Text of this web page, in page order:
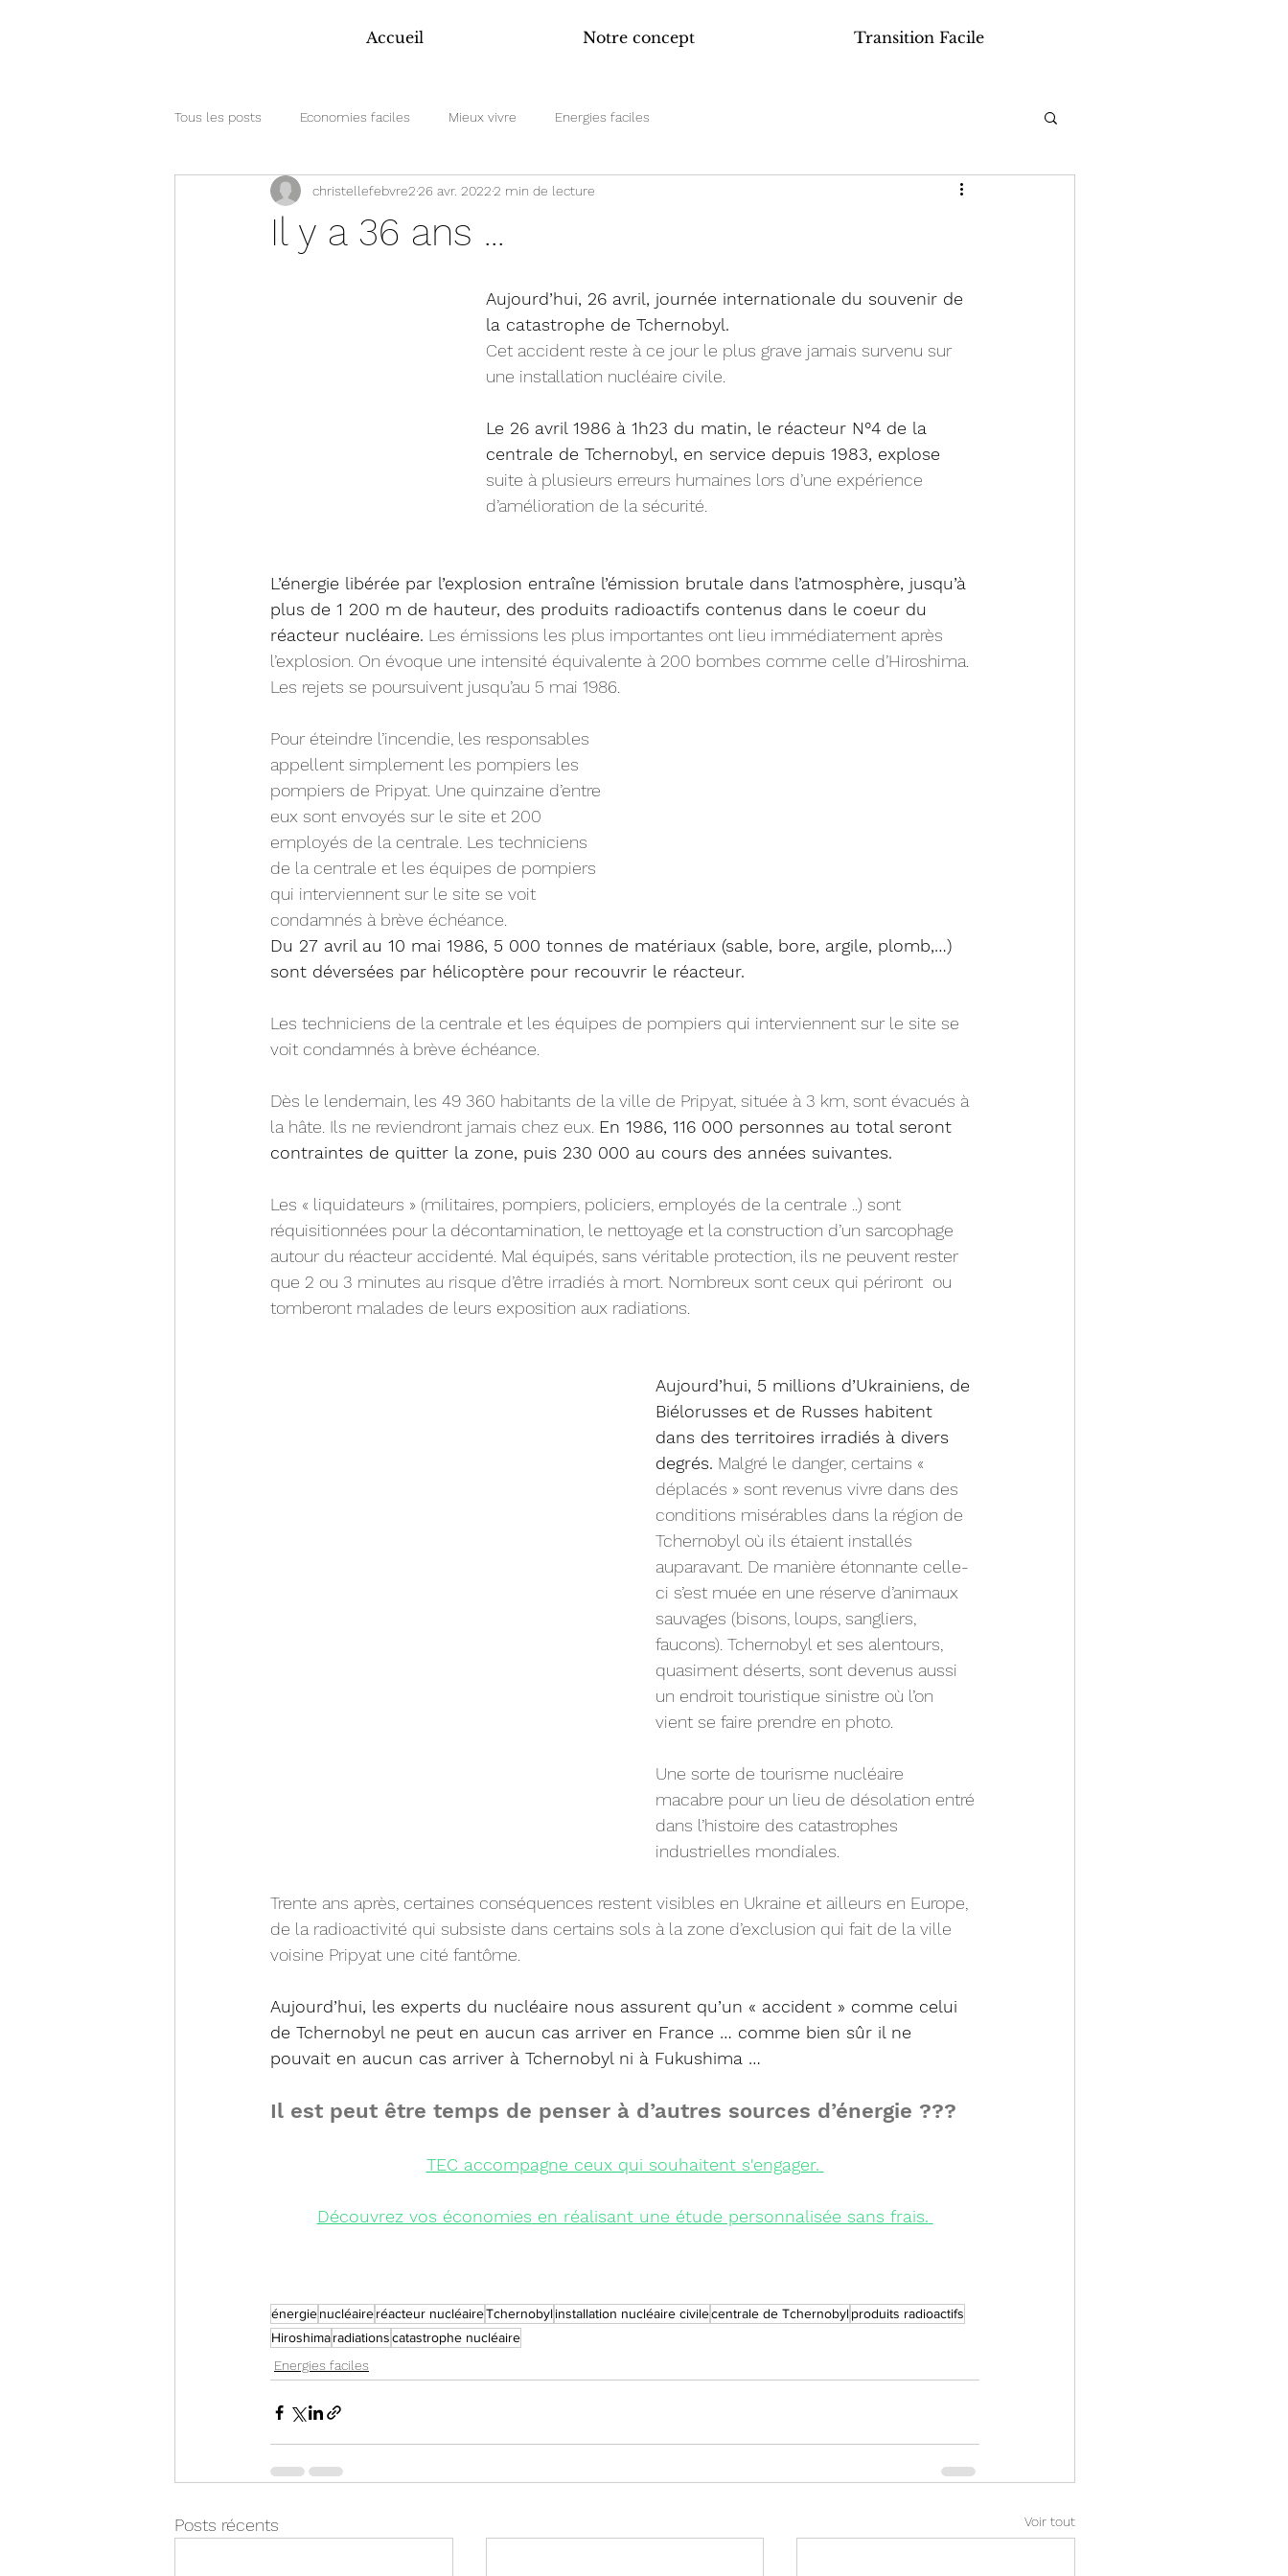
Accueil Notre concept Transition Facile
Tous les posts Economies faciles Mieux vivre Energies faciles
Il y a 36 ans ...
christellefebvre226 avr. 20222 min de lecture
Aujourd’hui, 26 avril, journée internationale du souvenir de
la catastrophe de Tchernobyl.
Cet accident reste à ce jour le plus grave jamais survenu sur
une installation nucléaire civile.
Le 26 avril 1986 à 1h23 du matin, le réacteur N°4 de la
centrale de Tchernobyl, en service depuis 1983, explose
suite à plusieurs erreurs humaines lors d’une expérience
d’amélioration de la sécurité.
L’énergie libérée par l’explosion entraîne l’émission brutale dans l’atmosphère, jusqu’à
plus de 1 200 m de hauteur, des produits radioactifs contenus dans le coeur du
réacteur nucléaire. Les émissions les plus importantes ont lieu immédiatement après
l’explosion. On évoque une intensité équivalente à 200 bombes comme celle d’Hiroshima.
Les rejets se poursuivent jusqu’au 5 mai 1986.
Pour éteindre l’incendie, les responsables
appellent simplement les pompiers les
pompiers de Pripyat. Une quinzaine d’entre
eux sont envoyés sur le site et 200
employés de la centrale. Les techniciens
de la centrale et les équipes de pompiers
qui interviennent sur le site se voit
condamnés à brève échéance.
Du 27 avril au 10 mai 1986, 5 000 tonnes de matériaux (sable, bore, argile, plomb,…)
sont déversées par hélicoptère pour recouvrir le réacteur.
Les techniciens de la centrale et les équipes de pompiers qui interviennent sur le site se
voit condamnés à brève échéance.
Dès le lendemain, les 49 360 habitants de la ville de Pripyat, située à 3 km, sont évacués à
la hâte. Ils ne reviendront jamais chez eux. En 1986, 116 000 personnes au total seront
contraintes de quitter la zone, puis 230 000 au cours des années suivantes.
Les « liquidateurs » (militaires, pompiers, policiers, employés de la centrale ..) sont
réquisitionnées pour la décontamination, le nettoyage et la construction d’un sarcophage
autour du réacteur accidenté. Mal équipés, sans véritable protection, ils ne peuvent rester
que 2 ou 3 minutes au risque d’être irradiés à mort. Nombreux sont ceux qui périront  ou
tomberont malades de leurs exposition aux radiations.
Aujourd’hui, 5 millions d’Ukrainiens, de
Biélorusses et de Russes habitent
dans des territoires irradiés à divers
degrés. Malgré le danger, certains «
déplacés » sont revenus vivre dans des
conditions misérables dans la région de
Tchernobyl où ils étaient installés
auparavant. De manière étonnante celle-
ci s’est muée en une réserve d’animaux
sauvages (bisons, loups, sangliers,
faucons). Tchernobyl et ses alentours,
quasiment déserts, sont devenus aussi
un endroit touristique sinistre où l’on
vient se faire prendre en photo.
Une sorte de tourisme nucléaire
macabre pour un lieu de désolation entré
dans l’histoire des catastrophes
industrielles mondiales.
Trente ans après, certaines conséquences restent visibles en Ukraine et ailleurs en Europe,
de la radioactivité qui subsiste dans certains sols à la zone d’exclusion qui fait de la ville
voisine Pripyat une cité fantôme.
Aujourd’hui, les experts du nucléaire nous assurent qu’un « accident » comme celui
de Tchernobyl ne peut en aucun cas arriver en France … comme bien sûr il ne
pouvait en aucun cas arriver à Tchernobyl ni à Fukushima …
Il est peut être temps de penser à d’autres sources d’énergie ???
TEC accompagne ceux qui souhaitent s'engager.
Découvrez vos économies en réalisant une étude personnalisée sans frais.
énergienucléaireréacteur nucléaireTchernobylinstallation nucléaire civilecentrale de Tchernobylproduits radioactifs
Hiroshimaradiationscatastrophe nucléaire
Energies faciles
Posts récents Voir tout